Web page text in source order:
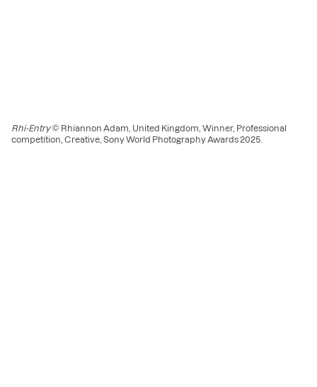
Rhi-Entry© Rhiannon Adam, United Kingdom, Winner, Professional
competition, Creative, Sony World Photography Awards 2025.